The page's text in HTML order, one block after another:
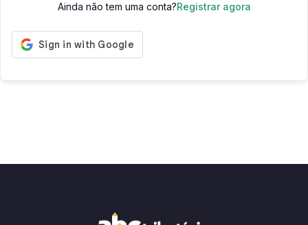
Ainda não tem uma conta?Registrar agora